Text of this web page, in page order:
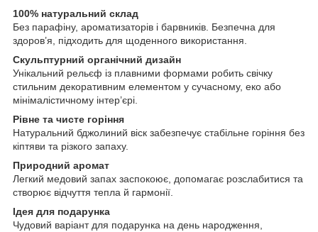
100% натуральний склад
Без парафіну, ароматизаторів і барвників. Безпечна для
здоров’я, підходить для щоденного використання.
Скульптурний органічний дизайн
Унікальний рельєф із плавними формами робить свічку
стильним декоративним елементом у сучасному, еко або
мінімалістичному інтер’єрі.
Рівне та чисте горіння
Натуральний бджолиний віск забезпечує стабільне горіння без
кіптяви та різкого запаху.
Природний аромат
Легкий медовий запах заспокоює, допомагає розслабитися та
створює відчуття тепла й гармонії.
Ідея для подарунка
Чудовий варіант для подарунка на день народження,